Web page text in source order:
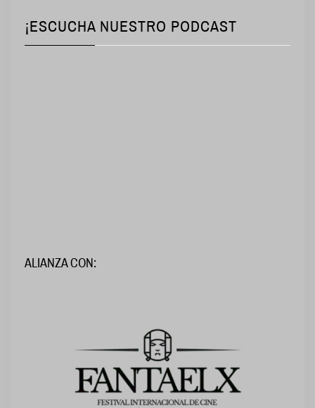
¡ESCUCHA NUESTRO PODCAST
ALIANZA CON: